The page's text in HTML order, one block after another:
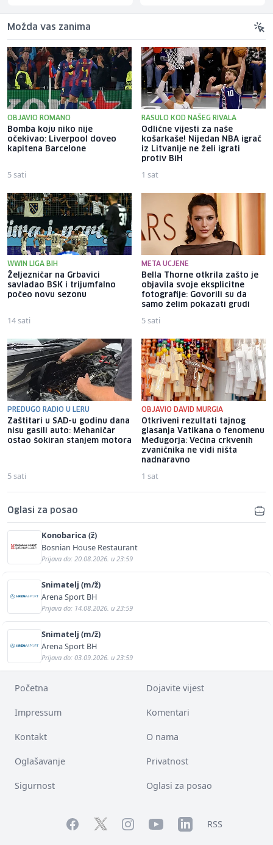
Možda vas zanima
OBJAVIO ROMANO
Bomba koju niko nije
očekivao: Liverpool doveo
kapitena Barcelone
5 sati
RASULO KOD NAŠEG RIVALA
Odlične vijesti za naše
košarkaše! Nijedan NBA igrač
iz Litvanije ne želi igrati
protiv BiH
1 sat
WWIN LIGA BIH
Željezničar na Grbavici
savladao BSK i trijumfalno
počeo novu sezonu
14 sati
META UCJENE
Bella Thorne otkrila zašto je
objavila svoje eksplicitne
fotografije: Govorili su da
samo želim pokazati grudi
5 sati
PREDUGO RADIO U LERU
Zaštitari u SAD-u godinu dana
nisu gasili auto: Mehaničar
ostao šokiran stanjem motora
5 sati
OBJAVIO DAVID MURGIA
Otkriveni rezultati tajnog
glasanja Vatikana o fenomenu
Međugorja: Većina crkvenih
zvaničnika ne vidi ništa
nadnaravno
1 sat
Oglasi za posao
Konobarica (ž)
Bosnian House Restaurant
Prijava do: 20.08.2026. u 23:59
Snimatelj (m/ž)
Arena Sport BH
Prijava do: 14.08.2026. u 23:59
Snimatelj (m/ž)
Arena Sport BH
Prijava do: 03.09.2026. u 23:59
Početna Dojavite vijest
Impressum Komentari
Kontakt O nama
Oglašavanje Privatnost
Sigurnost Oglasi za posao
FacebookTwitterInstagramYouTubeLinkedInRSS